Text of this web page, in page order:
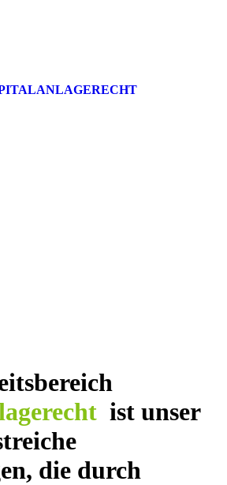
ist unser
die durch